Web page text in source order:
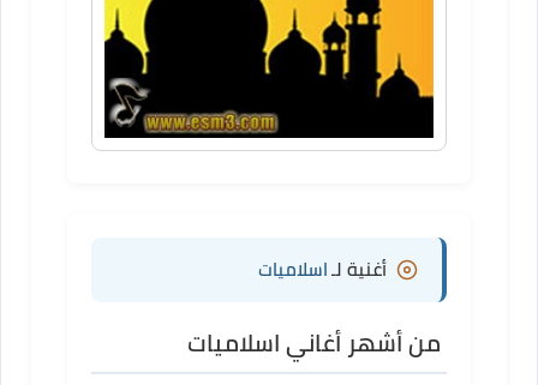
أغنية لـ اسلاميات
من أشهر أغاني اسلاميات